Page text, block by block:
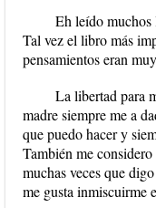
Eh leído muchos
Tal vez el libro más
pensamientos eran
La libertad para
madre siempre me a
que puedo hacer y
También me
muchas veces que
me gusta inmiscuirme